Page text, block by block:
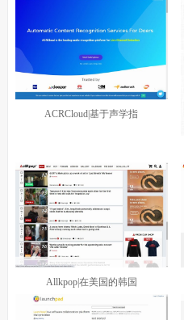
ACRCloud|基于声学指
Allkpop|在美国的韩国